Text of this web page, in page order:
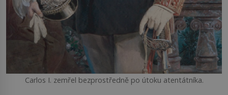
Carlos I. zemřel bezprostředně po útoku atentátníka.